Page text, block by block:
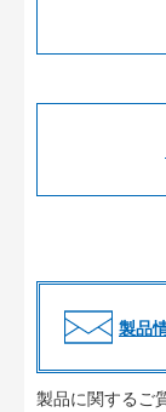
製品
製品に関するご